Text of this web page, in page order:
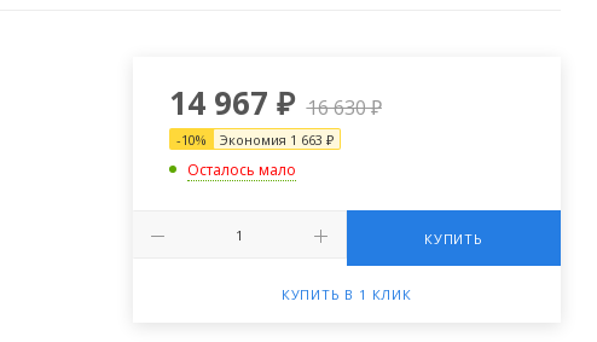
14 967 ₽ 16 630₽
-10% Экономия 1 663 ₽
Осталось мало
КУПИТЬ
КУПИТЬ В 1 КЛИК